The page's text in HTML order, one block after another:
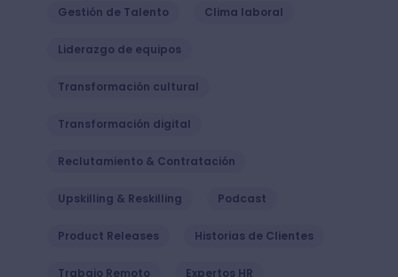
Gestión de Talento Clima laboral
Liderazgo de equipos
Transformación cultural
Transformación digital
Reclutamiento & Contratación
Upskilling & Reskilling Podcast
Product Releases Historias de Clientes
Trabajo Remoto Expertos HR